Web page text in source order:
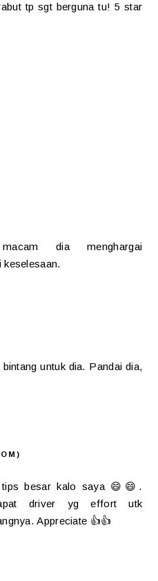
tp sgt berguna tu! 5 star
dia menghargai
keselesaan.
untuk dia. Pandai dia,
besar kalo saya 😄😄.
driver yg effort utk
Appreciate 👍👍